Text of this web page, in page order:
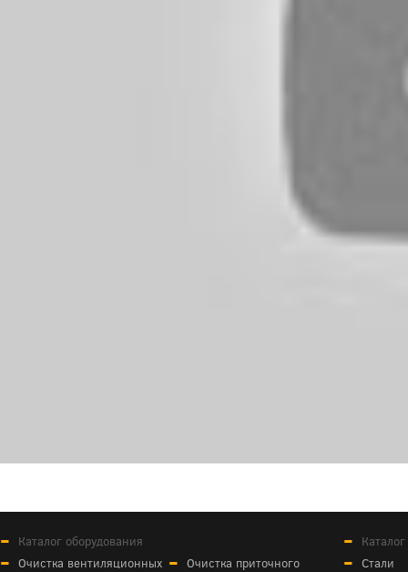
Каталог оборудования
Очистка вентиляционных
Очистка приточного
Стали